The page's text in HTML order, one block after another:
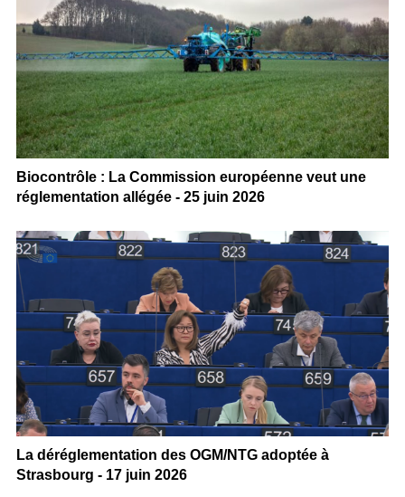
Biocontrôle : La Commission européenne veut une
réglementation allégée - 25 juin 2026
La déréglementation des OGM/NTG adoptée à
Strasbourg - 17 juin 2026